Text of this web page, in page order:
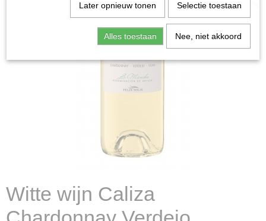
Witte wijn Caliza
Later opnieuw tonen Selectie toestaan
Alles toestaan Nee, niet akkoord